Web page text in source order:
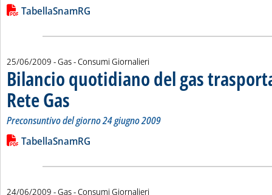
Leggi tutta la notizia: 'Bilancio quotidiano del gas
Lista allegati PDF alla notizia
TabellaSnamRG
25/06/2009 - Gas - Consumi Giornalieri
Bilancio quotidiano del gas
Rete Gas . Sottotitolo: Preconsuntivo del giorno 24 giugno 2009
. Pubblicata giovedì 25 giugno 2009 alle 15.32.
Preconsuntivo del giorno 24 giugno 2009
Leggi tutta la notizia: 'Bilancio quotidiano del gas
Lista allegati PDF alla notizia
TabellaSnamRG
24/06/2009 - Gas - Consumi Giornalieri